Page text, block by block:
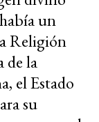
un
Religión
de la
el Estado
su